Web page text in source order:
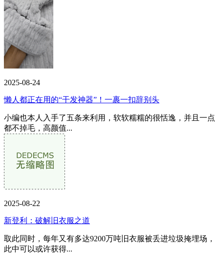
2025-08-24
懒人都正在用的“干发神器”！一裹一扣辞别头
小编也本人入手了五条来利用，软软糯糯的很恬逸，并且一点
都不掉毛，高颜值...
2025-08-22
新登利：破解旧衣服之道
取此同时，每年又有多达9200万吨旧衣服被丢进垃圾掩埋场，
此中可以或许获得...